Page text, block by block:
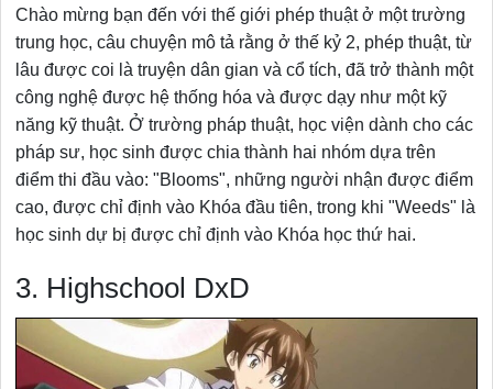
Chào mừng bạn đến với thế giới phép thuật ở một trường
trung học, câu chuyện mô tả rằng ở thế kỷ 2, phép thuật, từ
lâu được coi là truyện dân gian và cổ tích, đã trở thành một
công nghệ được hệ thống hóa và được dạy như một kỹ
năng kỹ thuật. Ở trường pháp thuật, học viện dành cho các
pháp sư, học sinh được chia thành hai nhóm dựa trên
điểm thi đầu vào: "Blooms", những người nhận được điểm
cao, được chỉ định vào Khóa đầu tiên, trong khi "Weeds" là
học sinh dự bị được chỉ định vào Khóa học thứ hai.
3. Highschool DxD